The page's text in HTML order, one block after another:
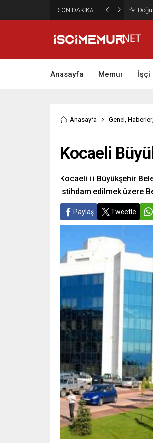
SON DAKİKA
Anasayfa Memur İşçi
Anasayfa Genel , Haberler,
Kocaeli
Kocaeli ili Büyükşehir
istihdam edilmek üzere
Paylaş Tweetle